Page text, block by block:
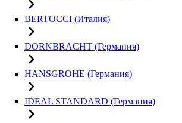
BERTOCCI (Италия)
DORNBRACHT (Германия)
HANSGROHE (Германия)
IDEAL STANDARD (Германия)